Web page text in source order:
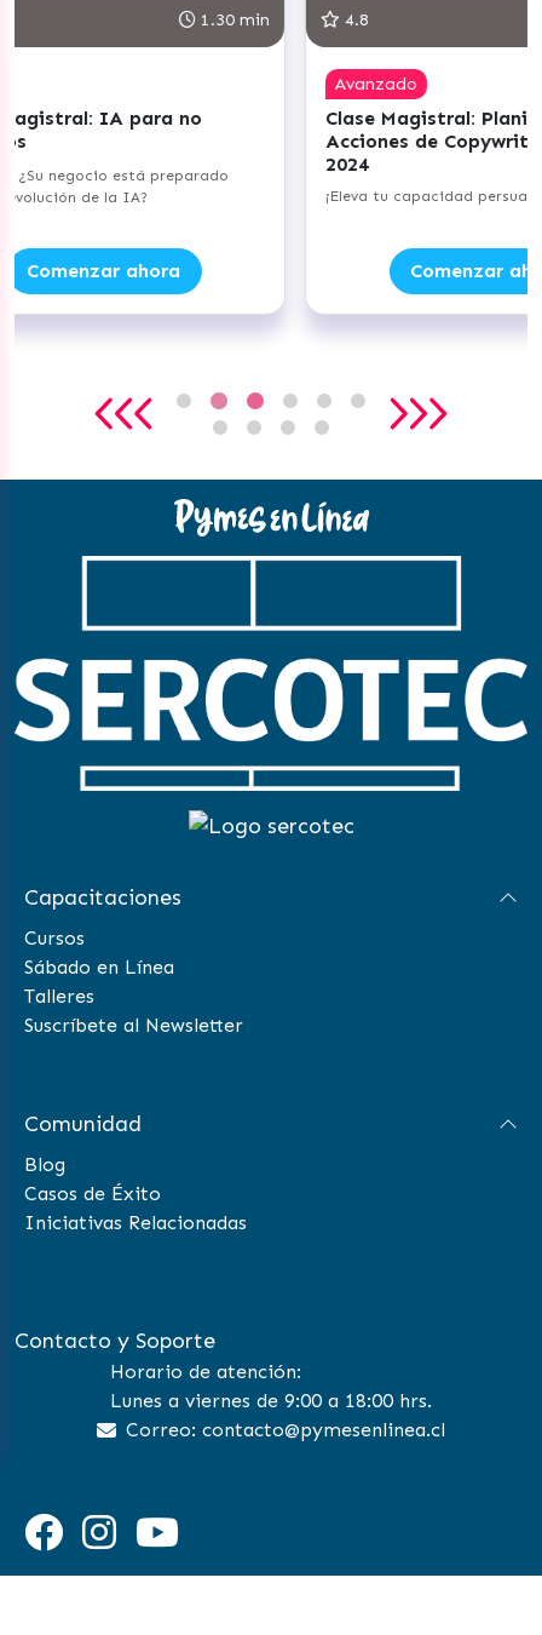
4.8
Clase Magistral: Planifica tus
Acciones de Copywriting para
¡Eleva tu capacidad persuasiva!
Capacitaciones
Cursos
Sábado en Línea
Talleres
Suscríbete al Newsletter
Comunidad
Blog
Casos de Éxito
Iniciativas Relacionadas
Contacto y Soporte
Horario de atención:
Lunes a viernes de 9:00 a 18:00 hrs.
Correo: contacto@pymesenlinea.cl